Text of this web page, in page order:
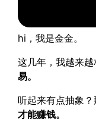
hi，我是金金。
这几年，我越来
易。
听起来有点抽象？
才能赚钱。